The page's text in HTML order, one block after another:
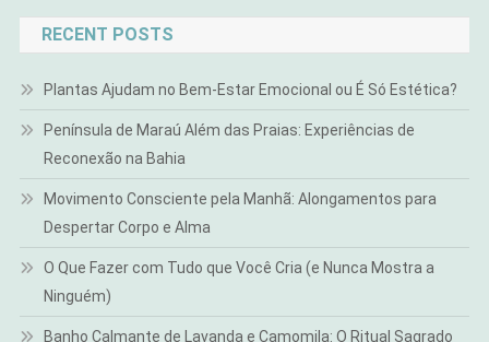
RECENT POSTS
Plantas Ajudam no Bem-Estar Emocional ou É Só Estética?
Península de Maraú Além das Praias: Experiências de
Reconexão na Bahia
Movimento Consciente pela Manhã: Alongamentos para
Despertar Corpo e Alma
O Que Fazer com Tudo que Você Cria (e Nunca Mostra a
Ninguém)
Banho Calmante de Lavanda e Camomila: O Ritual Sagrado